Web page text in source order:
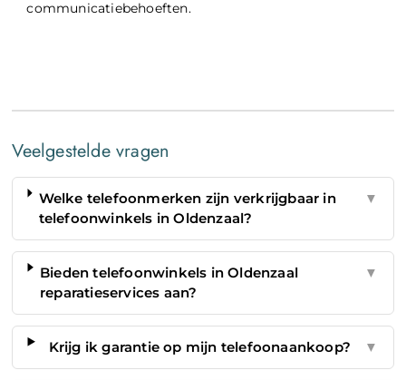
communicatiebehoeften.
Veelgestelde vragen
Welke telefoonmerken zijn verkrijgbaar in
telefoonwinkels in Oldenzaal?
▼
Bieden telefoonwinkels in Oldenzaal
reparatieservices aan?
▼
Krijg ik garantie op mijn telefoonaankoop? ▼